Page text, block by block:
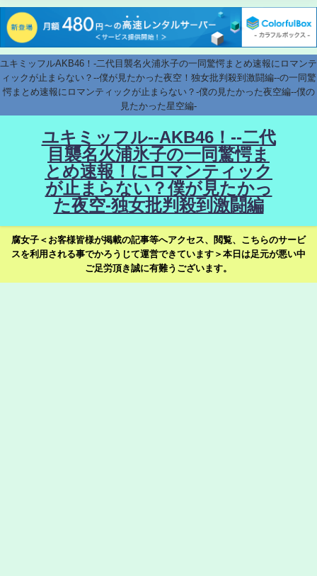
ユキミッフルAKB46！-二代目襲名火浦氷子の一同驚愕まとめ速報にロマンテ
ィックが止まらない？--僕が見たかった夜空！独女批判殺到激闘編--の一同驚
愕まとめ速報にロマンティックが止まらない？-僕の見たかった夜空編--僕の
見たかった星空編-
ユキミッフル--AKB46！--二代
目襲名火浦氷子の一同驚愕ま
とめ速報！にロマンティック
が止まらない？僕が見たかっ
た夜空-独女批判殺到激闘編
腐女子＜お客様皆様が掲載の記事等へアクセス、閲覧、こちらのサービ
スを利用される事でかろうじて運営できています＞本日は足元が悪い中
ご足労頂き誠に有難うございます。